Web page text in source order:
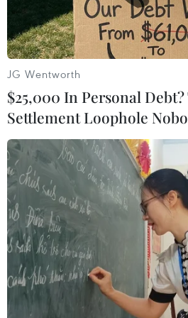
Nhân dân Campuchia
tiến triển; đồng thời cam
các ủng hộ viên
không có bạo lực xảy ra.
Trả lời các phóng viên khi đi
đô Phnom Penh để cảm
cho đảng đối lập, ông Sam
cuộc đàm phántrước hết
lại công bằng cho các
choCNRP. Ông cho biết:
mục tiêu này, CNRP sẽ
tiên của Quốc hội mới.”
Đến nay, nhóm làm việc
nhau 3 lần nhưng đều
JG Wentworth
$25,000 In Personal
Settlement Loophole